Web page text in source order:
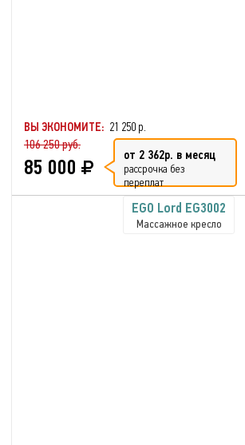
ВЫ ЭКОНОМИТЕ: 21 250 р.
106 250 руб.
85 000 от 2 362р. в месяц
рассрочка без
переплат
EGO Lord EG3002
Массажное кресло